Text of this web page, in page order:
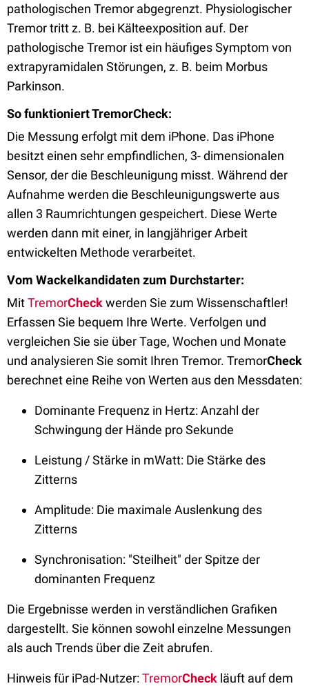
pathologischen Tremor abgegrenzt. Physiologischer
Tremor tritt z. B. bei Kälteexposition auf. Der
pathologische Tremor ist ein häufiges Symptom von
extrapyramidalen Störungen, z. B. beim Morbus
Parkinson.
So funktioniert TremorCheck:
Die Messung erfolgt mit dem iPhone. Das iPhone
besitzt einen sehr empfindlichen, 3- dimensionalen
Sensor, der die Beschleunigung misst. Während der
Aufnahme werden die Beschleunigungswerte aus
allen 3 Raumrichtungen gespeichert. Diese Werte
werden dann mit einer, in langjähriger Arbeit
entwickelten Methode verarbeitet.
Vom Wackelkandidaten zum Durchstarter:
MitTremorCheckwerden Sie zum Wissenschaftler!
Erfassen Sie bequem Ihre Werte. Verfolgen und
vergleichen Sie sie über Tage, Wochen und Monate
und analysieren Sie somit Ihren Tremor. TremorCheck
berechnet eine Reihe von Werten aus den Messdaten:
Dominante Frequenz in Hertz: Anzahl der
Schwingung der Hände pro Sekunde
Leistung / Stärke in mWatt: Die Stärke des
Zitterns
Amplitude: Die maximale Auslenkung des
Zitterns
Synchronisation: "Steilheit" der Spitze der
dominanten Frequenz
Die Ergebnisse werden in verständlichen Grafiken
dargestellt. Sie können sowohl einzelne Messungen
als auch Trends über die Zeit abrufen.
Hinweis für iPad-Nutzer:TremorCheck läuft auf dem